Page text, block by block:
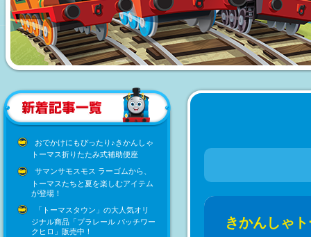
おでかけにもぴったり♪きかんしゃ
トーマス折りたたみ式補助便座
サマンサモスモス ラーゴムから、
トーマスたちと夏を楽しむアイテム
が登場！
「トーマスタウン」の大人気オリ
ジナル商品「プラレール パッチワー
クヒロ」販売中！
きかんしゃ